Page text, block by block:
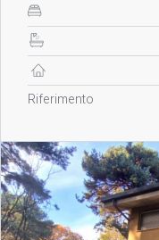
Riferimento